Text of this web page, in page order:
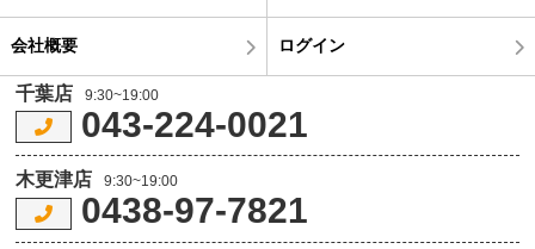
会社概要 ログイン
千葉店 9:30~19:00
043-224-0021
木更津店 9:30~19:00
0438-97-7821